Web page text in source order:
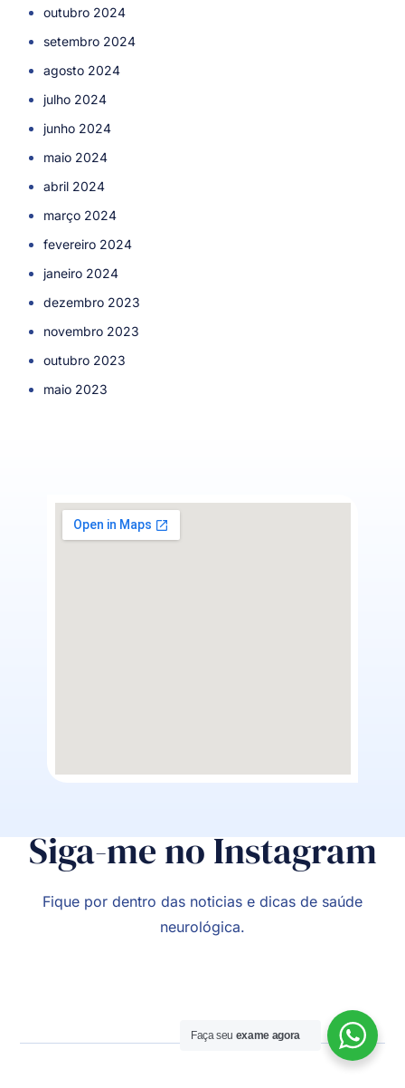
outubro 2024
setembro 2024
agosto 2024
julho 2024
junho 2024
maio 2024
abril 2024
março 2024
fevereiro 2024
janeiro 2024
dezembro 2023
novembro 2023
outubro 2023
maio 2023
Siga-me no Instagram
Fique por dentro das noticias e dicas de saúde
neurológica.
Agendar Consulta!
Faça seu exame agora